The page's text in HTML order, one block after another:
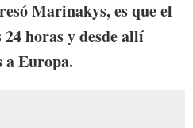
Marinakys, es que el
horas y desde allí
a Europa.